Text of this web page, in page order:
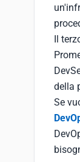
Il
della
Se